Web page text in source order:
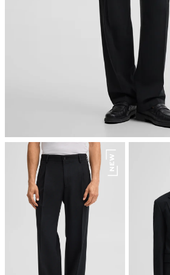
chemische Reinigung mit